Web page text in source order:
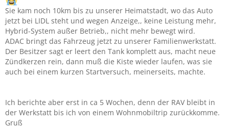
Sie kam noch 10km bis zu unserer Heimatstadt, wo das Auto
jetzt bei LIDL steht und wegen Anzeige,, keine Leistung mehr,
Hybrid-System außer Betrieb,, nicht mehr bewegt wird.
ADAC bringt das Fahrzeug jetzt zu unserer Familienwerkstatt.
Der Besitzer sagt er leert den Tank komplett aus, macht neue
Zündkerzen rein, dann muß die Kiste wieder laufen, was sie
auch bei einem kurzen Startversuch, meinerseits, machte.
Ich berichte aber erst in ca 5 Wochen, denn der RAV bleibt in
der Werkstatt bis ich von einem Wohnmobiltrip zurückkomme.
Gruß